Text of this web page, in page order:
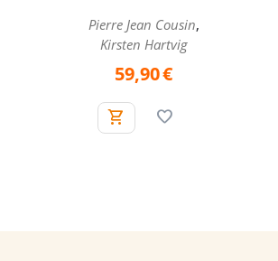
Pierre Jean Cousin,
Kirsten Hartvig
59,90€